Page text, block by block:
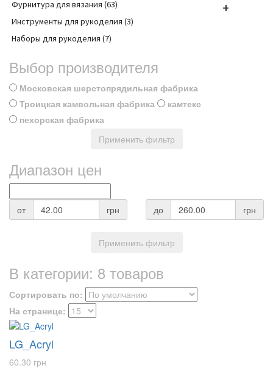
Фурнитура для вязания (63) +
Инструменты для рукоделия (3)
Наборы для рукоделия (7)
Выбор производителя
Московская шерстопрядильная фабрика
Троицкая камвольная фабрика
камтекс
пехорская фабрика
Применить фильтр
Диапазон цен
от грн до грн
Применить фильтр
В категории: 8 товаров
Сортировать по:
На странице:
LG_Acryl
60.30 грн